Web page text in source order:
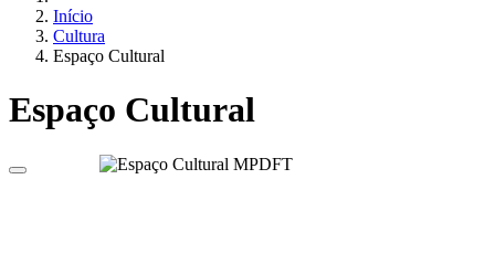
Início
Cultura
Espaço Cultural
Espaço Cultural